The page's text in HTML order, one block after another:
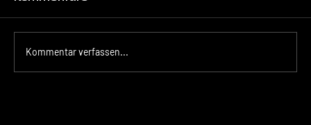
Kommentar verfassen...